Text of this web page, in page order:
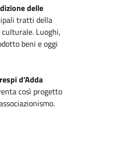
delle
tratti della
Luoghi,
beni e oggi
d’Adda
così progetto